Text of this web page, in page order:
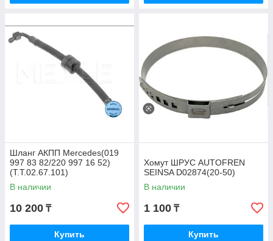
Шланг АКПП Mercedes(019
997 83 82/220 997 16 52)
(T.T.02.67.101)
В наличии
10 200 ₸
Купить
Хомут ШРУС AUTOFREN
SEINSA D02874(20-50)
В наличии
1 100 ₸
Купить